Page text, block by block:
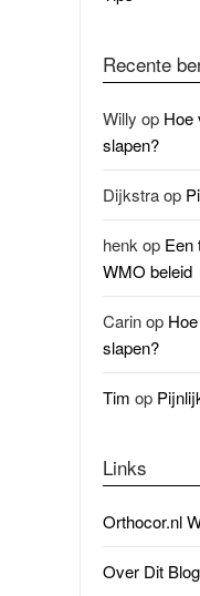
Recente
Willy op Hoe
slapen?
Dijkstraop
henk op Een
WMO beleid
Carinop
slapen?
Tim op
Links
Orthocor.nl
Over Dit Blog